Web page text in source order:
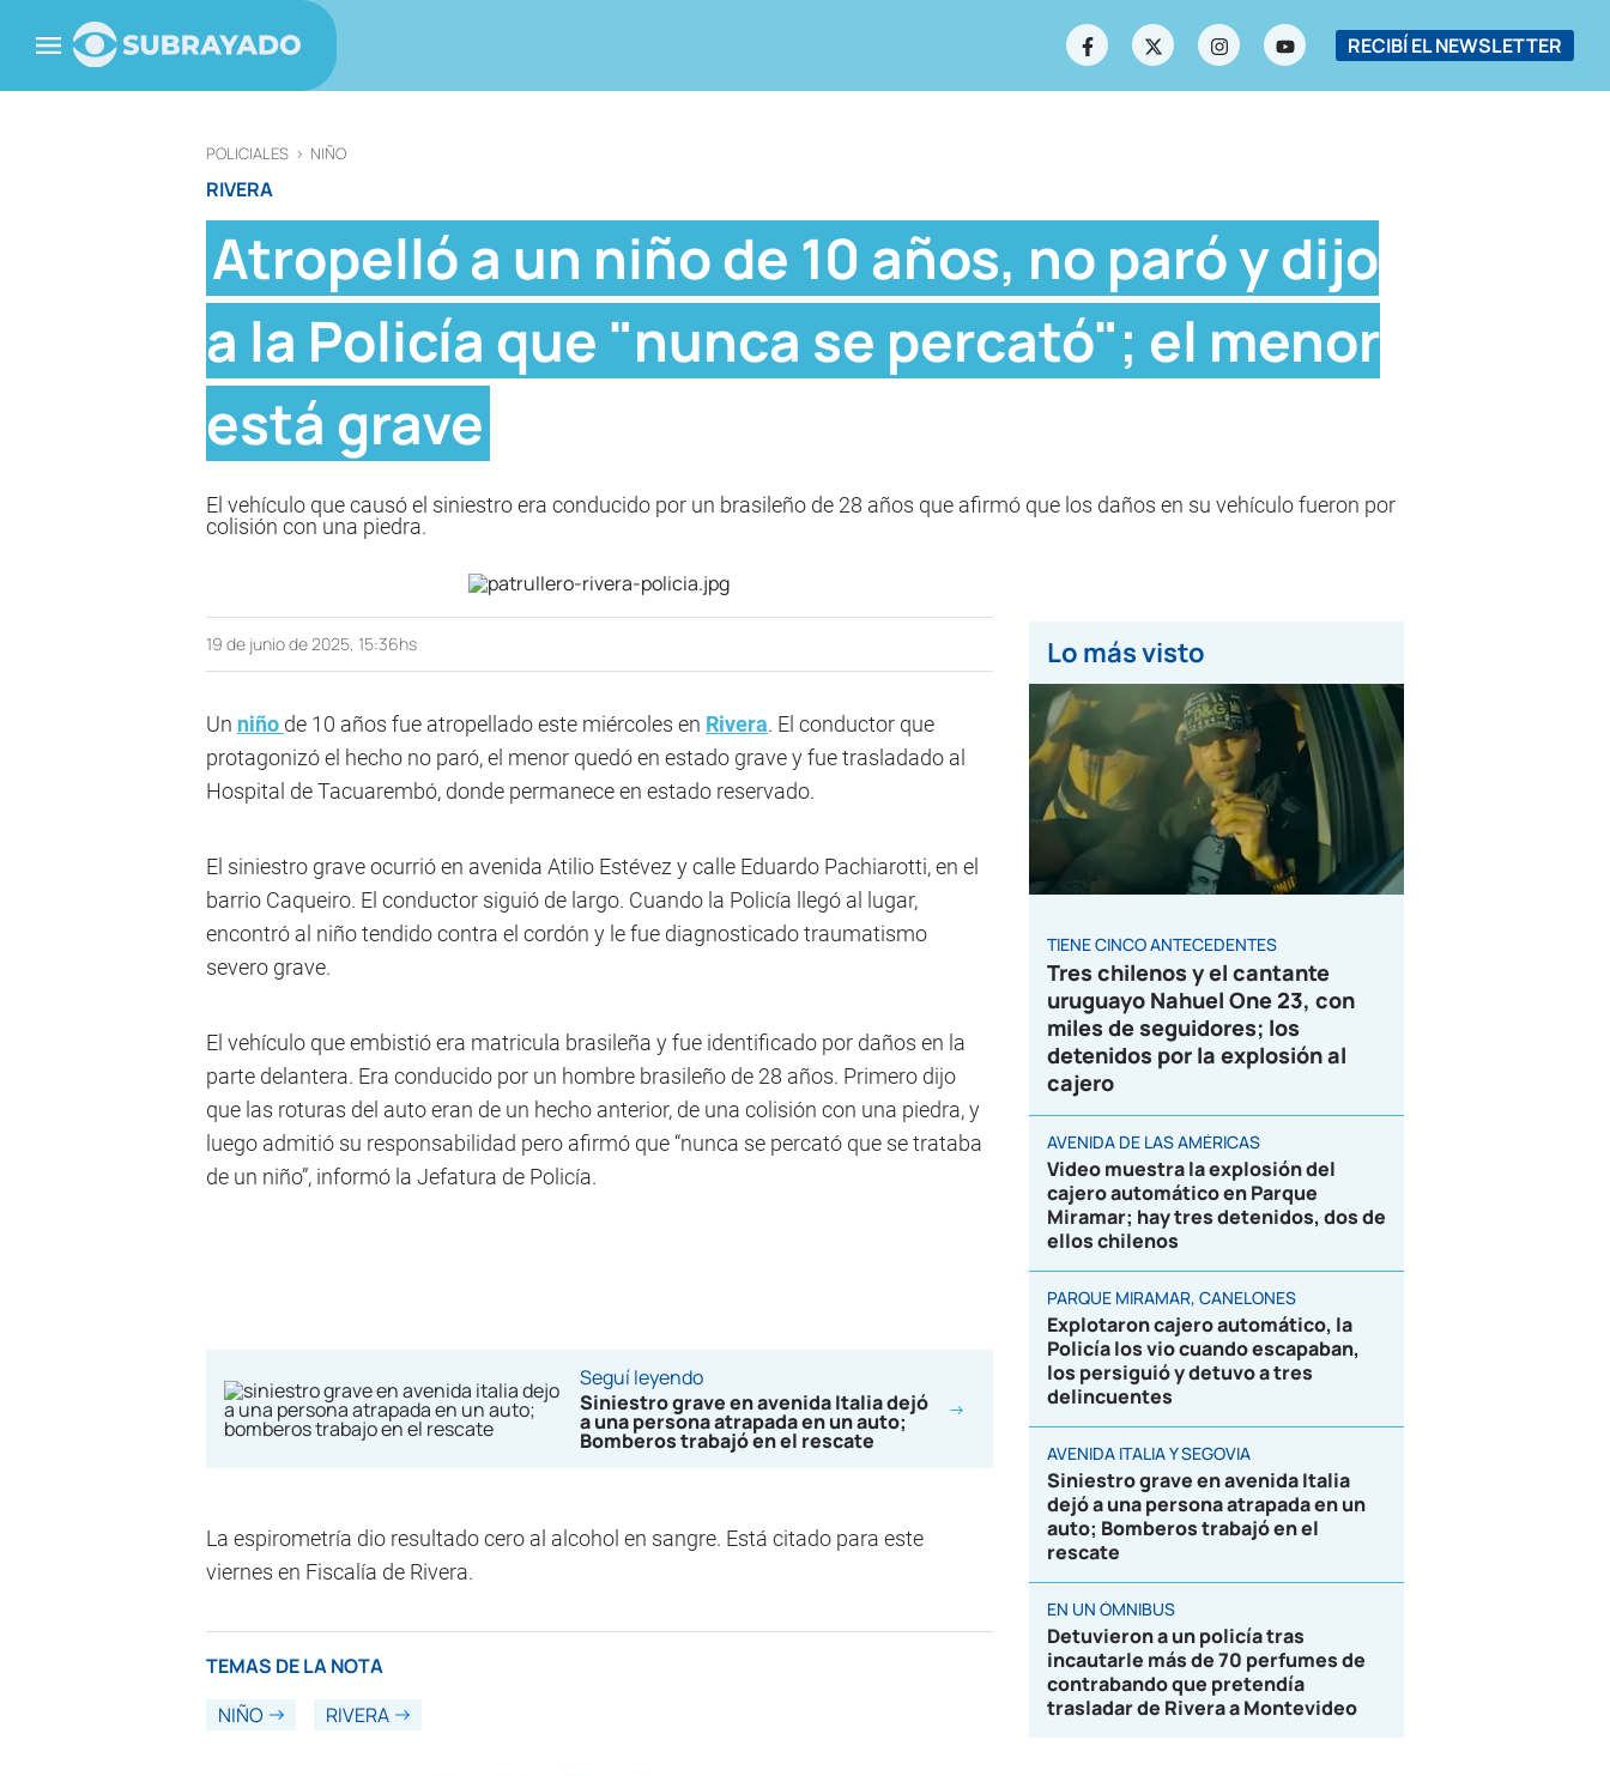
RECIBÍ EL NEWSLETTER
POLICIALES > NIÑO
RIVERA
Atropelló a un niño de 10 años, no paró y dijo
a la Policía que "nunca se percató"; el menor
está grave
El vehículo que causó el siniestro era conducido por un brasileño de 28 años que afirmó que los daños en su vehículo fueron por
colisión con una piedra.
19 de junio de 2025, 15:36hs
Un niño de 10 años fue atropellado este miércoles en Rivera. El conductor que
protagonizó el hecho no paró, el menor quedó en estado grave y fue trasladado al
Hospital de Tacuarembó, donde permanece en estado reservado.
El siniestro grave ocurrió en avenida Atilio Estévez y calle Eduardo Pachiarotti, en el
barrio Caqueiro. El conductor siguió de largo. Cuando la Policía llegó al lugar,
encontró al niño tendido contra el cordón y le fue diagnosticado traumatismo
severo grave.
El vehículo que embistió era matricula brasileña y fue identificado por daños en la
parte delantera. Era conducido por un hombre brasileño de 28 años. Primero dijo
que las roturas del auto eran de un hecho anterior, de una colisión con una piedra, y
luego admitió su responsabilidad pero afirmó que “nunca se percató que se trataba
de un niño”, informó la Jefatura de Policía.
Seguí leyendo
Siniestro grave en avenida Italia dejó
a una persona atrapada en un auto;
Bomberos trabajó en el rescate
La espirometría dio resultado cero al alcohol en sangre. Está citado para este
viernes en Fiscalía de Rivera.
TEMAS DE LA NOTA
NIÑO
RIVERA
Lo más visto
TIENE CINCO ANTECEDENTES
Tres chilenos y el cantante
uruguayo Nahuel One 23, con
miles de seguidores; los
detenidos por la explosión al
cajero
AVENIDA DE LAS AMÉRICAS
Video muestra la explosión del
cajero automático en Parque
Miramar; hay tres detenidos, dos de
ellos chilenos
PARQUE MIRAMAR, CANELONES
Explotaron cajero automático, la
Policía los vio cuando escapaban,
los persiguió y detuvo a tres
delincuentes
AVENIDA ITALIA Y SEGOVIA
Siniestro grave en avenida Italia
dejó a una persona atrapada en un
auto; Bomberos trabajó en el
rescate
EN UN ÓMNIBUS
Detuvieron a un policía tras
incautarle más de 70 perfumes de
contrabando que pretendía
trasladar de Rivera a Montevideo